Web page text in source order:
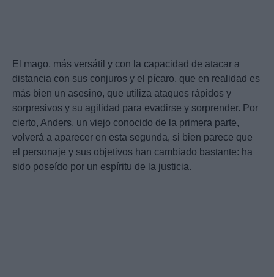
El mago, más versátil y con la capacidad de atacar a
distancia con sus conjuros y el pícaro, que en realidad es
más bien un asesino, que utiliza ataques rápidos y
sorpresivos y su agilidad para evadirse y sorprender. Por
cierto, Anders, un viejo conocido de la primera parte,
volverá a aparecer en esta segunda, si bien parece que
el personaje y sus objetivos han cambiado bastante: ha
sido poseído por un espíritu de la justicia.